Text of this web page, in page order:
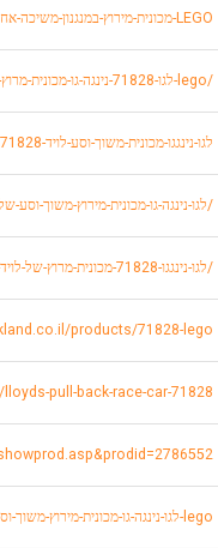
https://www.toystogo.co.il/items/7742301-לגו-Ninjago-מכונית-מירוץ-במנגנון-משיכה-אחורה-של-לויד-71828-LEGO
https://centertoys.co.il/product/לגו-71828-נינגה-גו-מכונית-מרוץ-של-לויד-lego/
https://toysrus.co.il/products/לגו-נינגגו-מכונית-משוך-וסע-לויד-71828
https://www.amigo.co.il/product/לגו-נינגה-גו-מכונית-מירוץ-משוך-וסע-של-ל/
https://kidsbest.co.il/product/לגו-נינגגו-71828-מכונית-מרוץ-של-לויד-משוך-ו/
products/71828-lego
pull-back-race-car-71828
https://mybambino.co.il/product/לגו-נינגה-גו-מכונית-מירוץ-משוך-וסע-של-לויד-71828-lego